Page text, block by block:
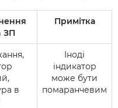
ЗП
Примітка
в
Іноді
індикатор
може бути
помаранчевим